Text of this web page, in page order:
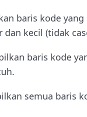
baris kode
kecil (tidak
baris kode
semua baris